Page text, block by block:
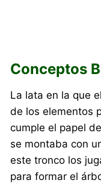
Conceptos
La lata en la que
de los elementos
cumple el papel
se montaba con
este tronco los
para formar el